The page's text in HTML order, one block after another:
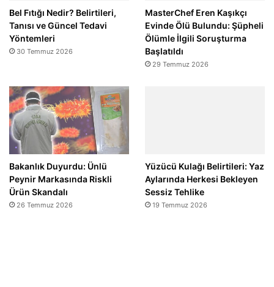
Bel Fıtığı Nedir? Belirtileri,
Tanısı ve Güncel Tedavi
Yöntemleri
30 Temmuz 2026
MasterChef Eren Kaşıkçı
Evinde Ölü Bulundu: Şüpheli
Ölümle İlgili Soruşturma
Başlatıldı
29 Temmuz 2026
Bakanlık Duyurdu: Ünlü
Peynir Markasında Riskli
Ürün Skandalı
26 Temmuz 2026
Yüzücü Kulağı Belirtileri: Yaz
Aylarında Herkesi Bekleyen
Sessiz Tehlike
19 Temmuz 2026